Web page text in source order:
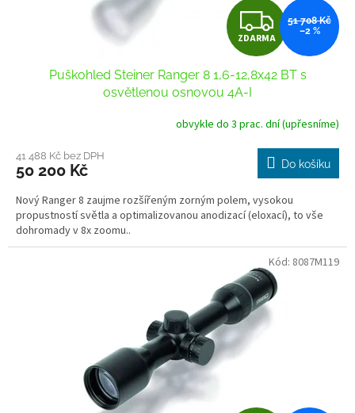
Z
D
A
R
M
A
ZDARMA
51 708 Kč
–2 %
Puškohled Steiner Ranger 8 1,6-12,8x42 BT s
osvětlenou osnovou 4A-I
obvykle do 3 prac. dní (upřesníme)
41 488 Kč bez DPH
50 200 Kč Do košíku
Nový Ranger 8 zaujme rozšířeným zorným polem, vysokou
propustností světla a optimalizovanou anodizací (eloxací), to vše
dohromady v 8x zoomu..
Kód: 8087M119